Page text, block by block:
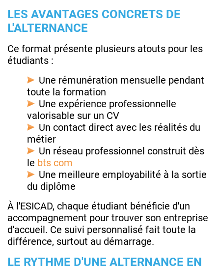
LES AVANTAGES CONCRETS DE
L'ALTERNANCE
Ce format présente plusieurs atouts pour les
étudiants :
Une rémunération mensuelle pendant
toute la formation
Une expérience professionnelle
valorisable sur un CV
Un contact direct avec les réalités du
métier
Un réseau professionnel construit dès
le bts com
Une meilleure employabilité à la sortie
du diplôme
À l'ESICAD, chaque étudiant bénéficie d'un
accompagnement pour trouver son entreprise
d'accueil. Ce suivi personnalisé fait toute la
différence, surtout au démarrage.
LE RYTHME D'UNE ALTERNANCE EN